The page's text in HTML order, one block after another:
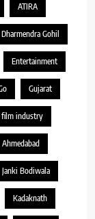
ATIRA
Dharmendra Gohil
Entertainment
Gujarat
film industry
Ahmedabad
Janki Bodiwala
Kadaknath